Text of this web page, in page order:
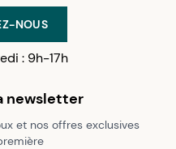
NOUS
: 9h-17h
newsletter
et nos offres exclusives